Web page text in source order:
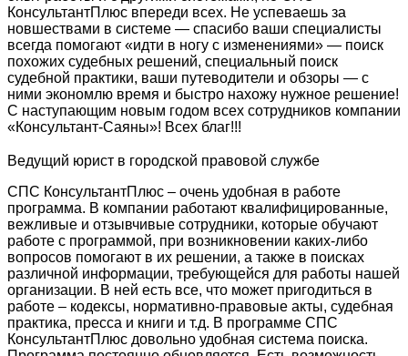
КонсультантПлюс впереди всех. Не успеваешь за
новшествами в системе — спасибо ваши специалисты
всегда помогают «идти в ногу с изменениями» — поиск
похожих судебных решений, специальный поиск
судебной практики, ваши путеводители и обзоры — с
ними экономлю время и быстро нахожу нужное решение!
С наступающим новым годом всех сотрудников компании
«Консультант-Саяны»! Всех благ!!!
Ведущий юрист в городской правовой службе
СПС КонсультантПлюс – очень удобная в работе
программа. В компании работают квалифицированные,
вежливые и отзывчивые сотрудники, которые обучают
работе с программой, при возникновении каких-либо
вопросов помогают в их решении, а также в поисках
различной информации, требующейся для работы нашей
организации. В ней есть все, что может пригодиться в
работе – кодексы, нормативно-правовые акты, судебная
практика, пресса и книги и т.д. В программе СПС
КонсультантПлюс довольно удобная система поиска.